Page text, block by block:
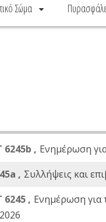
Σώμα
6245b , Ενημέρωση
, Συλλήψεις και
6245 , Ενημέρωση για